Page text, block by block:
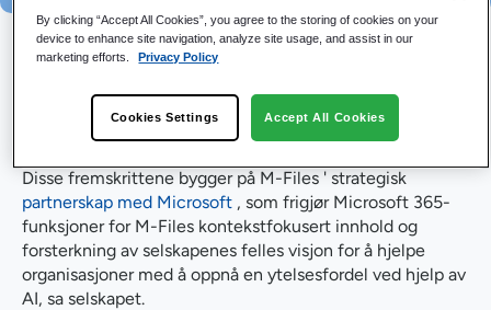
M-Files , en leder innenkontekstfokusert
dokumenthåndtering, tilbyr nye opplevelser for
Microsoft 365 Copilotog Microsoft 365 Copilot
Agentbygger som leverer mer nøyaktige og pålitelige
resultater.
Disse fremskrittene bygger på M-Files ' strategisk
partnerskap med Microsoft , som frigjør Microsoft 365-
funksjoner for M-Files kontekstfokusert innhold og
forsterkning av selskapenes felles visjon for å hjelpe
organisasjoner med å oppnå en ytelsesfordel ved hjelp av
AI, sa selskapet.
By clicking “Accept All Cookies”, you agree to the storing of cookies on your
device to enhance site navigation, analyze site usage, and assist in our
marketing efforts.
Privacy Policy
Cookies Settings Accept All Cookies